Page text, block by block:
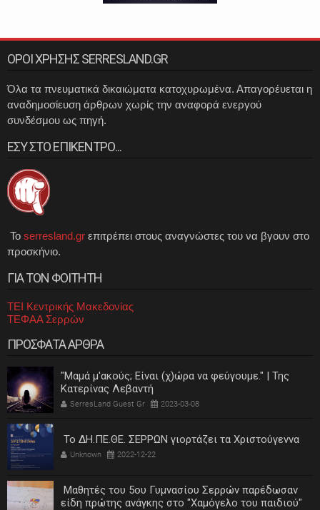
ΟΡΟΙ ΧΡΗΣΗΣ SERRESLAND.GR
Όλα τα πνευματικά δικαιώματα κατοχυρωμένα. Απαγορέυεται η
αναδημοσίευση άρθρων χωρίς την αναφορά ενεργού
συνδέσμου ως πηγή.
ΕΣΥ ΣΤΟ ΕΠΙΚΕΝΤΡΟ...
Το serresland.gr επιτρέπει στους αναγνώστες του να βγουν στο
προσκήνιο.
ΓΙΑ ΤΟΝ ΦΟΙΤΗΤΗ
ΤΕΙ Κεντρικής Μακεδονίας
ΤΕΦΑΑ Σερρών
ΠΡΟΣΦΑΤΑ ΑΡΘΡΑ
"Μαμά μ'ακούς; Είναι (χ)ώρα να φεύγουμε." | Της
Κατερίνας Λεβαντή
SerresLand Guest Gr 2023-03-08
Το ΔΗ.ΠΕ.ΘΕ. ΣΕΡΡΩΝ γιορτάζει τα Χριστούγεννα
Unknown 2022-12-22
Μαθητές του 5ου Γυμνασίου Σερρών παρέδωσαν
είδη πρώτης ανάγκης στο "Χαμόγελο του παιδιού"